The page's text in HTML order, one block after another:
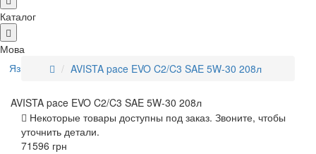
Каталог
Мова
Язык
AVISTA pace EVO C2/C3 SAE 5W-30 208л
AVISTA pace EVO C2/C3 SAE 5W-30 208л
Некоторые товары доступны под заказ. Звоните, чтобы
уточнить детали.
71596 грн